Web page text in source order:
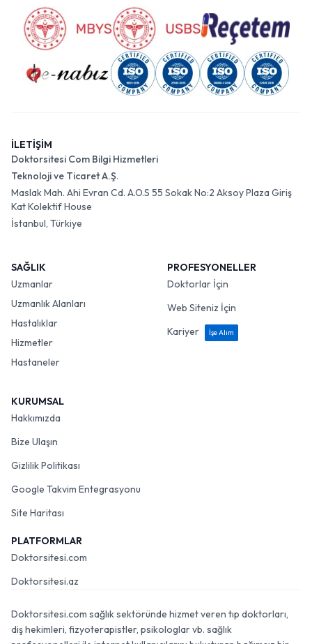
İLETİŞİM
Doktorsitesi Com Bilgi Hizmetleri
Teknoloji ve Ticaret A.Ş.
Maslak Mah. Ahi Evran Cd. A.O.S 55 Sokak No:2 Aksoy Plaza Giriş
Kat Kolektif House
İstanbul, Türkiye
SAĞLIK
Uzmanlar
Uzmanlık Alanları
Hastalıklar
Hizmetler
Hastaneler
PROFESYONELLER
Doktorlar İçin
Web Siteniz İçin
Kariyer
İşe Alım
KURUMSAL
Hakkımızda
Bize Ulaşın
Gizlilik Politikası
Google Takvim Entegrasyonu
Site Haritası
PLATFORMLAR
Doktorsitesi.com
Doktorsitesi.az
Doktorsitesi.com sağlık sektöründe hizmet veren tıp doktorları,
diş hekimleri, fizyoterapistler, psikologlar vb. sağlık